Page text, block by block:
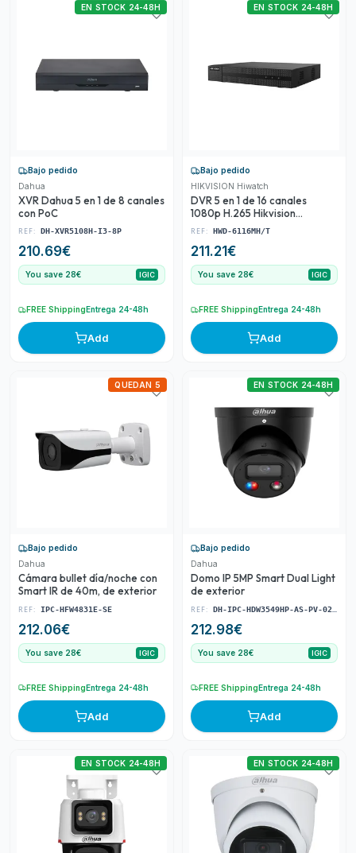
Bajo pedido
Dahua
XVR Dahua 5 en 1 de 8 canales
con PoC
REF: DH-XVR5108H-I3-8P
210.69€
EN STOCK 24-48H
You save 28€ IGIC
FREE Shipping Entrega 24-48h
Add
Bajo pedido
HIKVISION Hiwatch
DVR 5 en 1 de 16 canales
1080p H.265 Hikvision
HiWatch Series
REF: HWD-6116MH/T
211.21€
EN STOCK 24-48H
You save 28€ IGIC
FREE Shipping Entrega 24-48h
Add
Bajo pedido
Dahua
Cámara bullet día/noche con
Smart IR de 40m, de exterior
REF: IPC-HFW4831E-SE
212.06€
QUEDAN 5
You save 28€ IGIC
FREE ShippingEntrega 24-48h
Add
Bajo pedido
Dahua
Domo IP 5MP Smart Dual Light
de exterior
REF: DH-IPC-HDW3549HP-AS-PV-0280B-S5-BLACK
212.98€
EN STOCK 24-48H
You save 28€ IGIC
FREE ShippingEntrega 24-48h
Add
EN STOCK 24-48H EN STOCK 24-48H